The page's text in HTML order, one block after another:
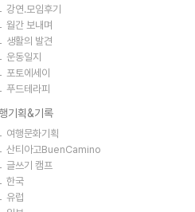
강연.모임후기
월간 보내며
생활의 발견
운동일지
포토에세이
푸드테라피
기획&기록
여행문화기획
산티아고BuenCamino
글쓰기 캠프
한국
유럽